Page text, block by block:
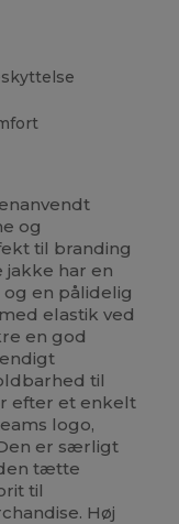
og
til branding
har en
en pålidelig
elastik ved
en god
til
efter et enkelt
logo,
er særligt
tætte
til
Høj